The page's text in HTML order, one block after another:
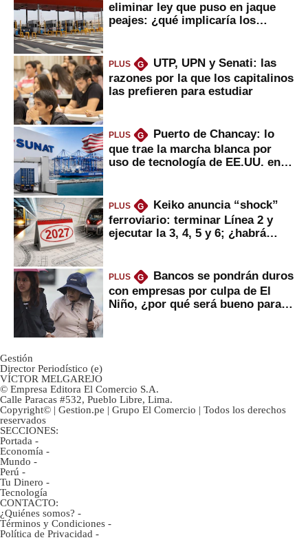
eliminar ley que puso en jaque
peajes: ¿qué implicaría los
PLUS G
UTP, UPN y Senati: las
razones por la que los capitalinos
las prefieren para estudiar
PLUS G
Puerto de Chancay: lo
que trae la marcha blanca por
uso de tecnología de EE.UU. en
PLUS G
Keiko anuncia “shock”
ferroviario: terminar Línea 2 y
ejecutar la 3, 4, 5 y 6; ¿habrá
PLUS G
Bancos se pondrán duros
con empresas por culpa de El
Niño, ¿por qué será bueno para
Gestión
Director Periodístico (e)
VÍCTOR MELGAREJO
© Empresa Editora El Comercio S.A.
Calle Paracas #532, Pueblo Libre, Lima.
Copyright© | Gestion.pe | Grupo El Comercio | Todos los derechos
reservados
SECCIONES:
Portada -
Economía -
Mundo -
Perú -
Tu Dinero -
Tecnología
CONTACTO:
¿Quiénes somos? -
Términos y Condiciones -
Política de Privacidad -